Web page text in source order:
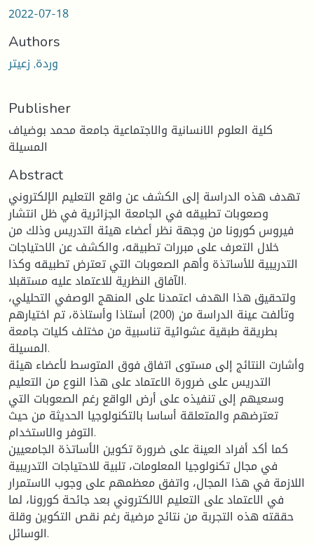
2022-07-18
Authors
وردة, زعيتر
Publisher
كلية العلوم الانسانية والاجتماعية جامعة محمد بوضياف
المسيلة
Abstract
تهدف هذه الدراسة إلى الكشف عن واقع التعليم الإلكتروني
وصعوبات تطبيقه في الجامعة الجزائرية في ظل انتشار
فيروس كورونا من وجهة نظر أعضاء هيئة التدريس وذلك من
خلال التعرف على مبررات تطبيقه، والكشف عن الاحتياجات
التدريبية للأساتذة وأهم الصعوبات التي تعترض تطبيقه وكذا
الآفاق النظرية للاعتماد عليه مستقبلا.
ولتحقيق هذا الهدف اعتمدنا على المنهج الوصفي التحليلي،
وتألفت عينة الدراسة من (200) أستاذا وأستاذة، تم اختيارهم
بطريقة طبقية عشوائية تناسبية من مختلف كليات جامعة
المسيلة.
وأشارت النتائج إلى مستوى اتفاق فوق المتوسط لأعضاء هيئة
التدريس على ضرورة الاعتماد على هذا النوع من التعليم
وسعيهم إلى تنفيذه على أرض الواقع رغم الصعوبات التي
تعترضهم والمتعلقة أساسا بالتكنولوجيا الحديثة من حيث
التوفر والاستخدام.
كما أكد أفراد العينة على ضرورة تكوين الأساتذة الجامعيين
في مجال تكنولوجيا المعلومات، تلبية للاحتياجات التدريبية
اللازمة في هذا المجال، واتفق معظمهم على وجوب الاستمرار
في الاعتماد على التعليم الالكتروني بعد جائحة كورونا، لما
حققته هذه التجربة من نتائج مرضية رغم نقص التكوين وقلة
الوسائل.